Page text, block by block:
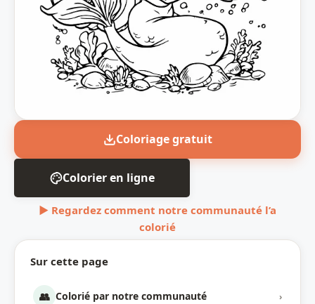
Sur cette page
👥 Colorié par notre communauté ›
Coloriage gratuit
Colorier en ligne
▶ Regardez comment notre communauté l’a
colorié